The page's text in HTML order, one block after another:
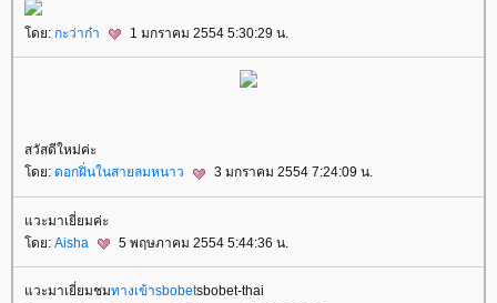
ดย: กะว่าก๋า 1 มกราคม 2554 5:30:29 น.
สวัสดีใหม่ค่ะ
ดย: ดอกฝิ่นในสายลมหนาว 3 มกราคม 2554 7:24:09 น.
วะมาเยี่ยมค่ะ
ดย: Aisha 5 พฤษภาคม 2554 5:44:36 น.
วะมาเยี่ยมชมทางเข้าsbobetsbobet-thai